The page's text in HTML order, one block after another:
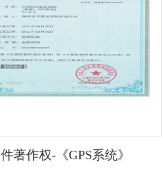
著作权-《GPS系统》